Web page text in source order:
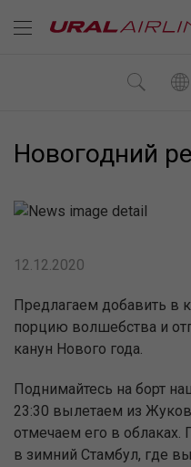
Новогодний
12.12.2020
Предлагаем добавить в
порцию волшебства и
канун Нового года.
Поднимайтесь на борт
23:30 вылетаем из
отмечаем его в облаках.
в зимний Стамбул, где